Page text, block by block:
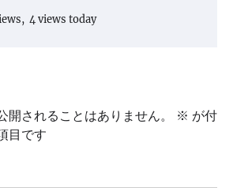
4 views today
開されることはありません。 ※ が付
目です